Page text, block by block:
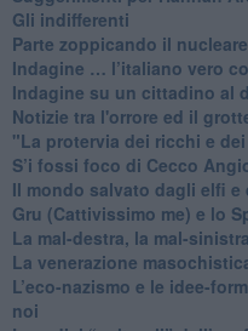
​Gli indifferenti
Parte zoppicando il
​Indagine … l’italiano vero
Indagine su un cittadino al
Notizie tra l'orrore ed il
"La protervia dei ricchi e
S’i fossi foco di Cecco
​Il mondo salvato dagli elfi e
Gru (Cattivissimo me) e lo
​La mal-destra, la mal-
​La venerazione
​L’eco-nazismo e le idee-
noi